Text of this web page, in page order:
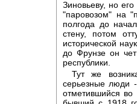
Зиновьеву, но
"паровозом" на
полгода до
стену, потом
исторической
до Фрунзе он
республики.
Тут же
серьезные люди
отметившийся